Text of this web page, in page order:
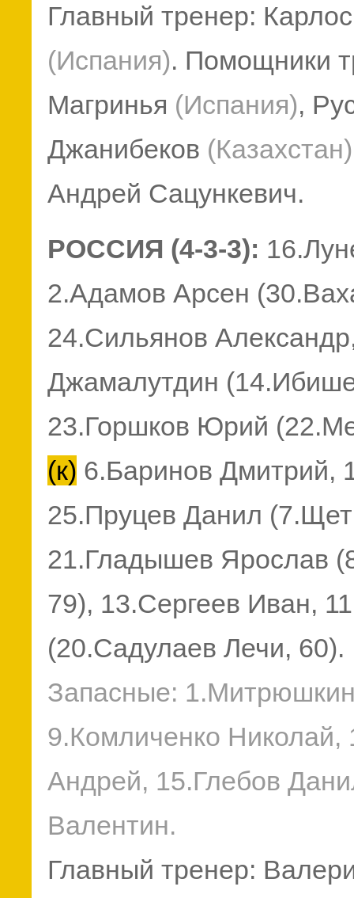
Главный тренер:
(Испания). Помощники
Магринья (Испания),
Джанибеков (Казахстан)
Андрей Сацункевич.
РОССИЯ (4-3-3):
2.Адамов Арсен
24.Сильянов
Джамалутдин
23.Горшков Юрий
(к) 6.Баринов Дмитрий,
25.Пруцев Данил
21.Гладышев Ярослав
79), 13.Сергеев Иван,
(20.Садулаев Лечи, 60).
Запасные:
9.Комличенко Николай,
Андрей, 15.Глебов
Валентин.
Главный тренер: